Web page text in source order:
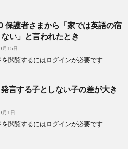
保護者さまから「家では英語の宿
い」と言われたとき
月15日
を閲覧するにはログインが必要です
言する子としない子の差が大き
月1日
を閲覧するにはログインが必要です